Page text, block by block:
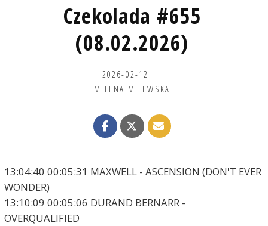
Czekolada #655
(08.02.2026)
2026-02-12
MILENA MILEWSKA
13:04:40 00:05:31 MAXWELL - ASCENSION (DON'T EVER
WONDER)
13:10:09 00:05:06 DURAND BERNARR -
OVERQUALIFIED